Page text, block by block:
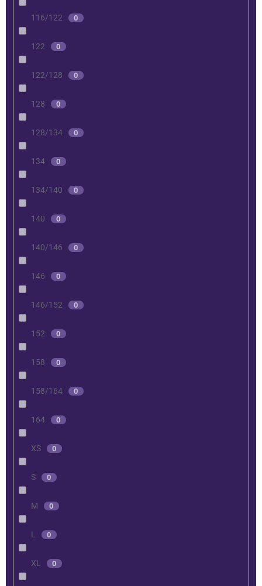
116/122 0
122 0
122/128 0
128 0
128/134 0
134 0
134/140 0
140 0
140/146 0
146 0
146/152 0
152 0
158 0
158/164 0
164 0
XS 0
S 0
M 0
L 0
XL 0